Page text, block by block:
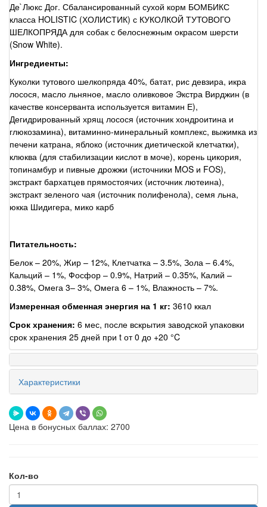
Де`Люкс Дог. Сбалансированный сухой корм БОМБИКС
класса HOLISTIC (ХОЛИСТИК) с КУКОЛКОЙ ТУТОВОГО
ШЕЛКОПРЯДА для собак с белоснежным окрасом шерсти
(Snow White).
Ингредиенты:
Куколки тутового шелкопряда 40%, батат, рис девзира, икра
лосося, масло льняное, масло оливковое Экстра Вирджин (в
качестве консерванта используется витамин Е),
Дегидрированный хрящ лосося (источник хондроитина и
глюкозамина), витаминно-минеральный комплекс, выжимка из
печени катрана, яблоко (источник диетической клетчатки),
клюква (для стабилизации кислот в моче), корень цикория,
топинамбур и пивные дрожжи (источники MOS и FOS),
экстракт бархатцев прямостоячих (источник лютеина),
экстракт зеленого чая (источник полифенола), семя льна,
юкка Шидигера, мико карб
Питательность:
Белок – 20%, Жир – 12%, Клетчатка – 3.5%, Зола – 6.4%,
Кальций – 1%, Фосфор – 0.9%, Натрий – 0.35%, Калий –
0.38%, Омега 3– 3%, Омега 6 – 1%, Влажность – 7%.
Измеренная обменная энергия на 1 кг: 3610 ккал
Срок хранения: 6 мес, после вскрытия заводской упаковки
срок хранения 25 дней при t от 0 до +20 °C
Характеристики
Цена в бонусных баллах: 2700
Кол-во